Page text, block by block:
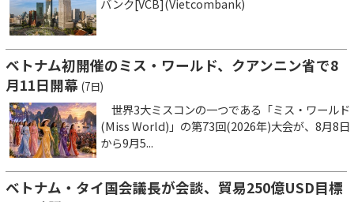
バンク[VCB](Vietcombank)
ベトナム初開催のミス・ワールド、クアンニン省で8
月11日開幕 (7日)
世界3大ミスコンの一つである「ミス・ワールド
(Miss World)」の第73回(2026年)大会が、8月8日
から9月5...
ベトナム・タイ国会議長が会談、貿易250億USD目標